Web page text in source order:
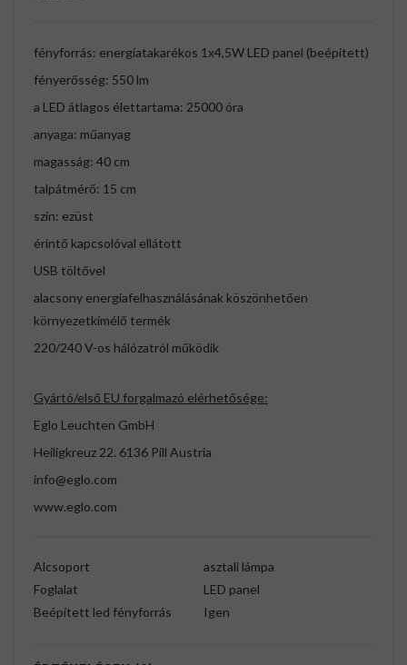
fényforrás: energiatakarékos 1x4,5W LED panel (beépített)
fényerősség: 550 lm
a LED átlagos élettartama: 25000 óra
anyaga: műanyag
magasság: 40 cm
talpátmérő: 15 cm
szín: ezüst
érintő kapcsolóval ellátott
USB töltővel
alacsony energiafelhasználásának köszönhetően
környezetkímélő termék
220/240 V-os hálózatról működik
Gyártó/első EU forgalmazó elérhetősége:
Eglo Leuchten GmbH
Heiligkreuz 22. 6136 Pill Austria
info@eglo.com
www.eglo.com
Alcsoport
asztali lámpa
Foglalat
LED panel
Beépített led fényforrás
Igen